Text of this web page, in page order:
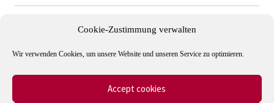
Cookie-Zustimmung verwalten
Wir verwenden Cookies, um unsere Website und unseren Service zu optimieren.
Accept cookies